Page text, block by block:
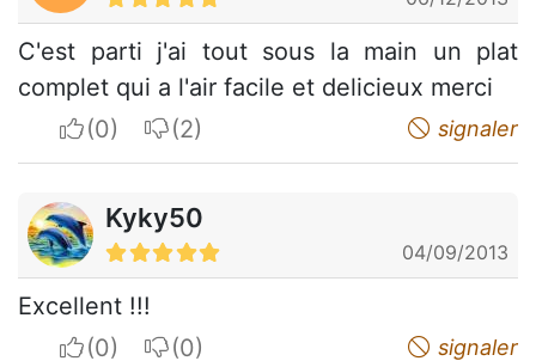
C'est parti j'ai tout sous la main un plat
complet qui a l'air facile et delicieux merci
I apreciateI do not appreciate signaler
Kyky50
04/09/2013
Excellent !!!
I apreciateI do not appreciate signaler